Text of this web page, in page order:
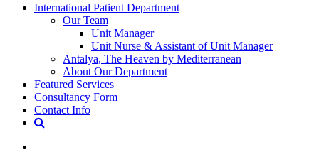
International Patient Department
Our Team
Unit Manager
Unit Nurse & Assistant of Unit Manager
Antalya, The Heaven by Mediterranean
About Our Department
Featured Services
Consultancy Form
Contact Info